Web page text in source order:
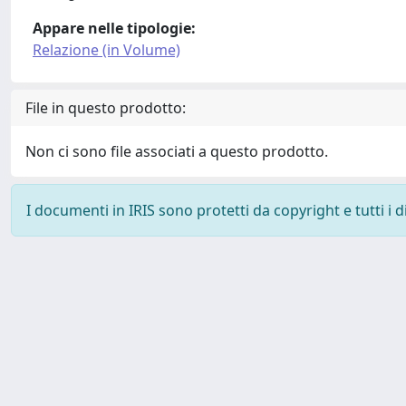
Appare nelle tipologie:
Relazione (in Volume)
File in questo prodotto:
Non ci sono file associati a questo prodotto.
I documenti in IRIS sono protetti da copyright e tutti i